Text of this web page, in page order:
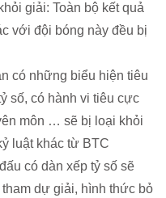
giải: Toàn bộ kết quả
với đội bóng này đều bị
có những biểu hiện tiêu
số, có hành vi tiêu cực
môn … sẽ bị loại khỏi
luật khác từ BTC
có dàn xếp tỷ số sẽ
dự giải, hình thức bỏ